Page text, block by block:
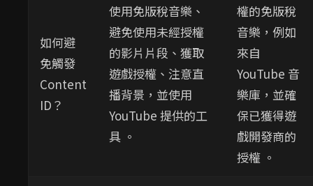
如何避
免觸發
Content
ID？
使用免版稅音樂、
避免使用未經授權
的影片片段、獲取
遊戲授權、注意直
播背景，並使用
YouTube 提供的工
具 。
權的免版稅
音樂，例如
來自
YouTube 音
樂庫，並確
保已獲得遊
戲開發商的
授權 。